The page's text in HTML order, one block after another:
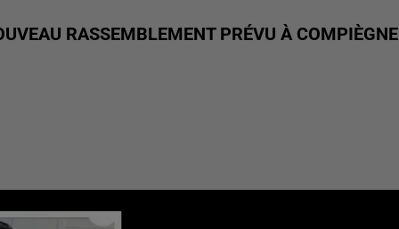
RASSEMBLEMENT PRÉVU À COMPIÈGNE